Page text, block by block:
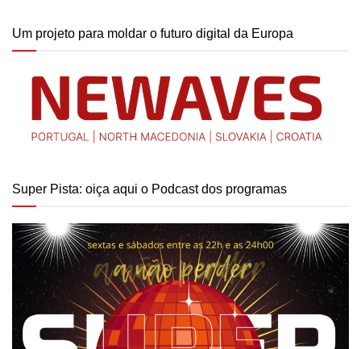
Um projeto para moldar o futuro digital da Europa
Super Pista: oiça aqui o Podcast dos programas